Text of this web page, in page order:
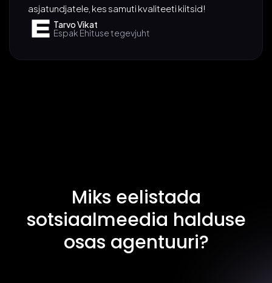
asjatundjatele, kes samuti kvaliteeti kiitsid!
Tarvo Vikat
Espak Ehituse tegevjuht
Miks eelistada
sotsiaalmeedia halduse
osas agentuuri?